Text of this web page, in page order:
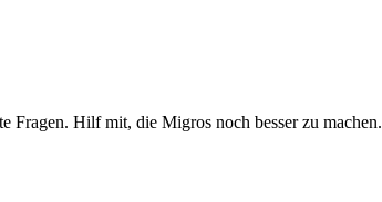
Fragen. Hilf mit, die Migros noch besser zu machen.